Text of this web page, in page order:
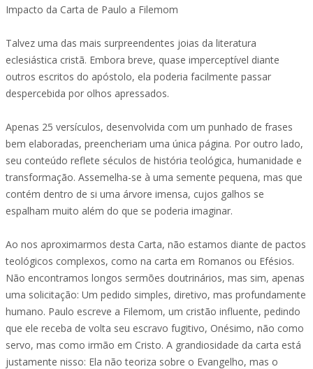
Impacto da Carta de Paulo a Filemom
Talvez uma das mais surpreendentes joias da literatura
eclesiástica cristã. Embora breve, quase imperceptível diante
outros escritos do apóstolo, ela poderia facilmente passar
despercebida por olhos apressados.
Apenas 25 versículos, desenvolvida com um punhado de frases
bem elaboradas, preencheriam uma única página. Por outro lado,
seu conteúdo reflete séculos de história teológica, humanidade e
transformação. Assemelha-se à uma semente pequena, mas que
contém dentro de si uma árvore imensa, cujos galhos se
espalham muito além do que se poderia imaginar.
Ao nos aproximarmos desta Carta, não estamos diante de pactos
teológicos complexos, como na carta em Romanos ou Efésios.
Não encontramos longos sermões doutrinários, mas sim, apenas
uma solicitação: Um pedido simples, diretivo, mas profundamente
humano. Paulo escreve a Filemom, um cristão influente, pedindo
que ele receba de volta seu escravo fugitivo, Onésimo, não como
servo, mas como irmão em Cristo. A grandiosidade da carta está
justamente nisso: Ela não teoriza sobre o Evangelho, mas o